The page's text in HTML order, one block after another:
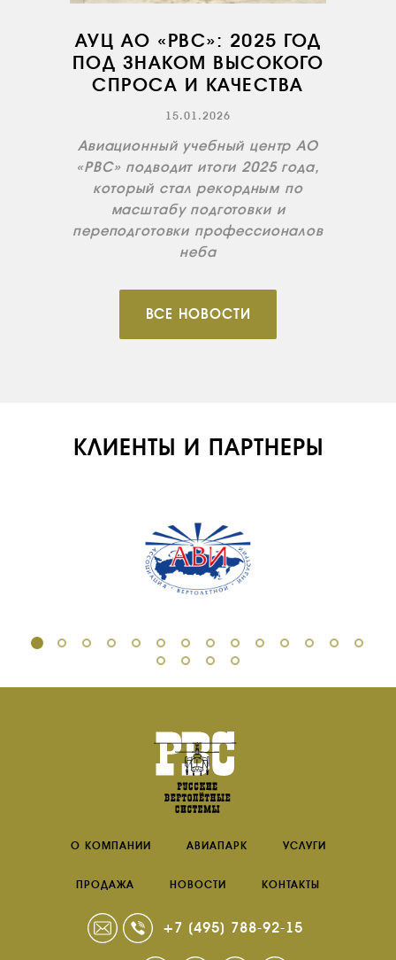
НОВОСТИ
КОНТАКТЫ
АУЦ АО «РВС»: 2025 ГОД
ПОД ЗНАКОМ ВЫСОКОГО
СПРОСА И КАЧЕСТВА
15.01.2026
Авиационный учебный центр АО
«РВС» подводит итоги 2025 года,
который стал рекордным по
масштабу подготовки и
переподготовки профессионалов
неба
ВСЕ НОВОСТИ
КЛИЕНТЫ И ПАРТНЕРЫ
О КОМПАНИИ АВИАПАРК УСЛУГИ
ПРОДАЖА НОВОСТИ КОНТАКТЫ
+7 (495) 788-92-15